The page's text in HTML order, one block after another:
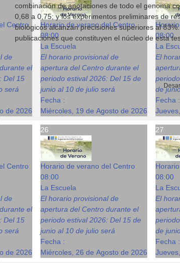
Centro
de
el
Del 15
será
de 2026
Horario de verano del Centro
08:00
La Escuela
El horario provisional de
apertura del Centro durante el
periodo estival 2026: Del 15 de
junio al 10 de julio será
Fecha :
Miércoles, 19 de Agosto de 2026
08:00
La
El
de
Fecha :
Centro
de
el
Del 15
será
de 2026
26
Horario de verano del Centro
08:00
La Escuela
El horario provisional de
apertura del Centro durante el
periodo estival 2026: Del 15 de
junio al 10 de julio será
Fecha :
Miércoles, 26 de Agosto de 2026
27
08:00
La
El
de
Fecha :
combinación de anotaciones de todo el genoma
0,68 a 0,75; y los experimentos preliminares de
biológicos alcanzan precisiones superiores al
publicaciones que constituyen el núcleo de esta